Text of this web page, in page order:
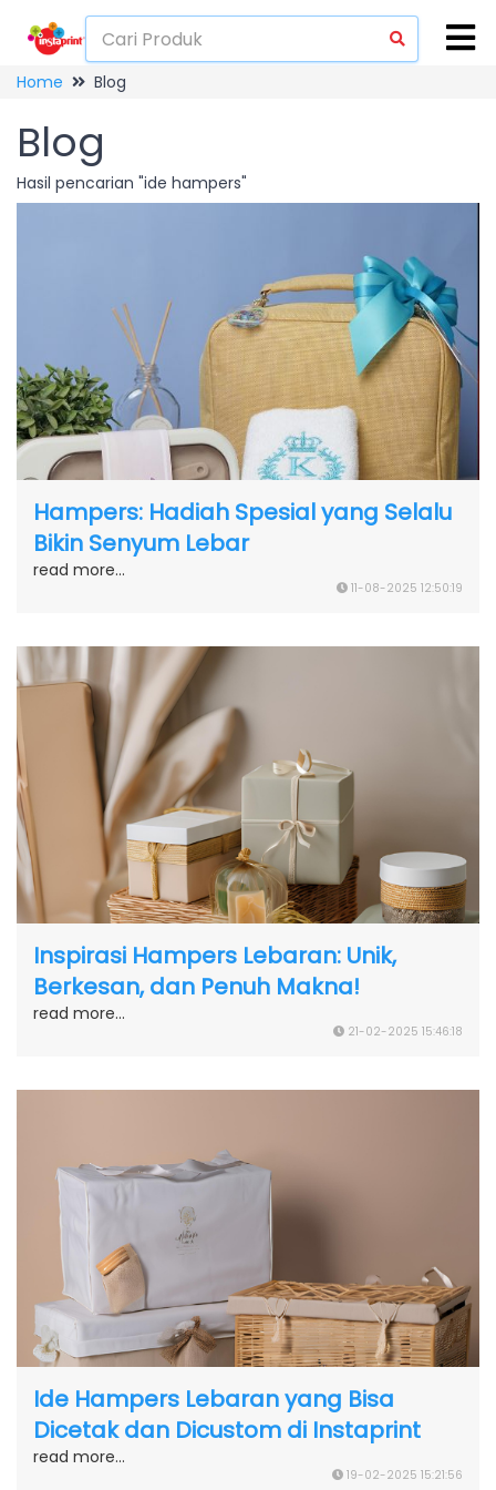
Home Blog
Blog
Hasil pencarian "ide hampers"
Hampers: Hadiah Spesial yang Selalu
Bikin Senyum Lebar
read more...
11-08-2025 12:50:19
Inspirasi Hampers Lebaran: Unik,
Berkesan, dan Penuh Makna!
read more...
21-02-2025 15:46:18
Ide Hampers Lebaran yang Bisa
Dicetak dan Dicustom di Instaprint
read more...
19-02-2025 15:21:56